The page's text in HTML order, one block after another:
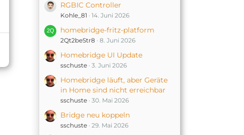
RGBIC Controller
Kohle_81 14. Juni 2026
homebridge-fritz-platform
2Qt2beStr8 8. Juni 2026
Homebridge UI Update
sschuste 3. Juni 2026
Homebridge läuft, aber Geräte
in Home sind nicht erreichbar
sschuste 30. Mai 2026
Bridge neu koppeln
sschuste 29. Mai 2026